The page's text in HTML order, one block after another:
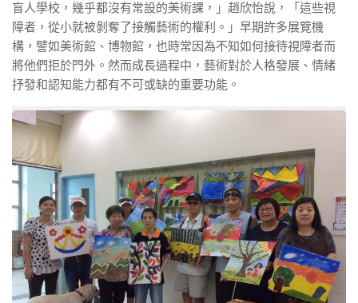
盲人學校，幾乎都沒有常設的美術課，」趙欣怡說，「這些視
障者，從小就被剝奪了接觸藝術的權利。」早期許多展覽機
構，譬如美術館、博物館，也時常因為不知如何接待視障者而
將他們拒於門外。然而成長過程中，藝術對於人格發展、情緒
抒發和認知能力都有不可或缺的重要功能。